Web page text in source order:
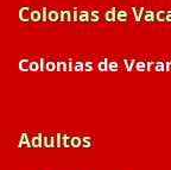
Colonias de
Colonias de
Adultos